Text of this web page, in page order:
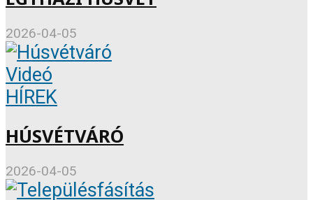
2026-04-05
Videó
HÍREK
HÚSVÉTVÁRÓ
2026-04-05